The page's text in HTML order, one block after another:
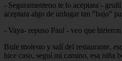
- Seguramenteno te lo aceptara -
aceptara algo de unlugar tan "bajo"
- Vaya- repuso Paul - veo que
Bufe molesto y salí del restaurante,
hice caso, seguí mi camino, esa niña